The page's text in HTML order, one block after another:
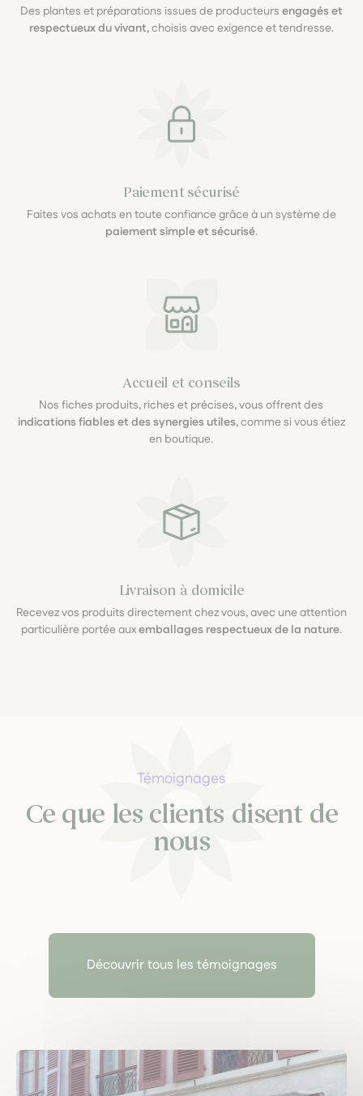
Des plantes et préparations issues de producteurs engagés et
respectueux du vivant, choisis avec exigence et tendresse.
Paiement sécurisé
Faites vos achats en toute confiance grâce à un système de
paiement simple et sécurisé.
Accueil et conseils
Nos fiches produits, riches et précises, vous offrent des
indications fiables et des synergies utiles, comme si vous étiez
en boutique.
Livraison à domicile
Recevez vos produits directement chez vous, avec une attention
particulière portée auxemballages respectueux de la nature.
Témoignages
Ce que les clients disent de
nous
Découvrir tous les témoignages